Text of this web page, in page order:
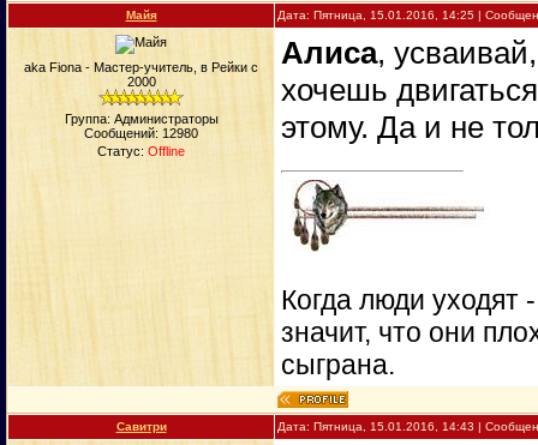
Майя Дата: Пятница, 15.01.2016, 14:25 |
aka Fiona - Мастер-учитель, в Рейки с
2000
Группа: Администраторы
Сообщений: 12980
Статус: Offline
Алиса,
хочешь
этому. Да и не
Когда люди уходят
значит, что они
сыграна.
Савитри Дата: Пятница, 15.01.2016, 14:43 |